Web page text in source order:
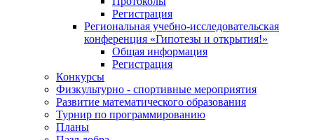
Регистрация
Региональная учебно-исследовательская
конференция «Гипотезы и открытия!»
Общая информация
Регистрация
Конкурсы
Физкультурно - спортивные мероприятия
Развитие математического образования
Турнир по программированию
Планы